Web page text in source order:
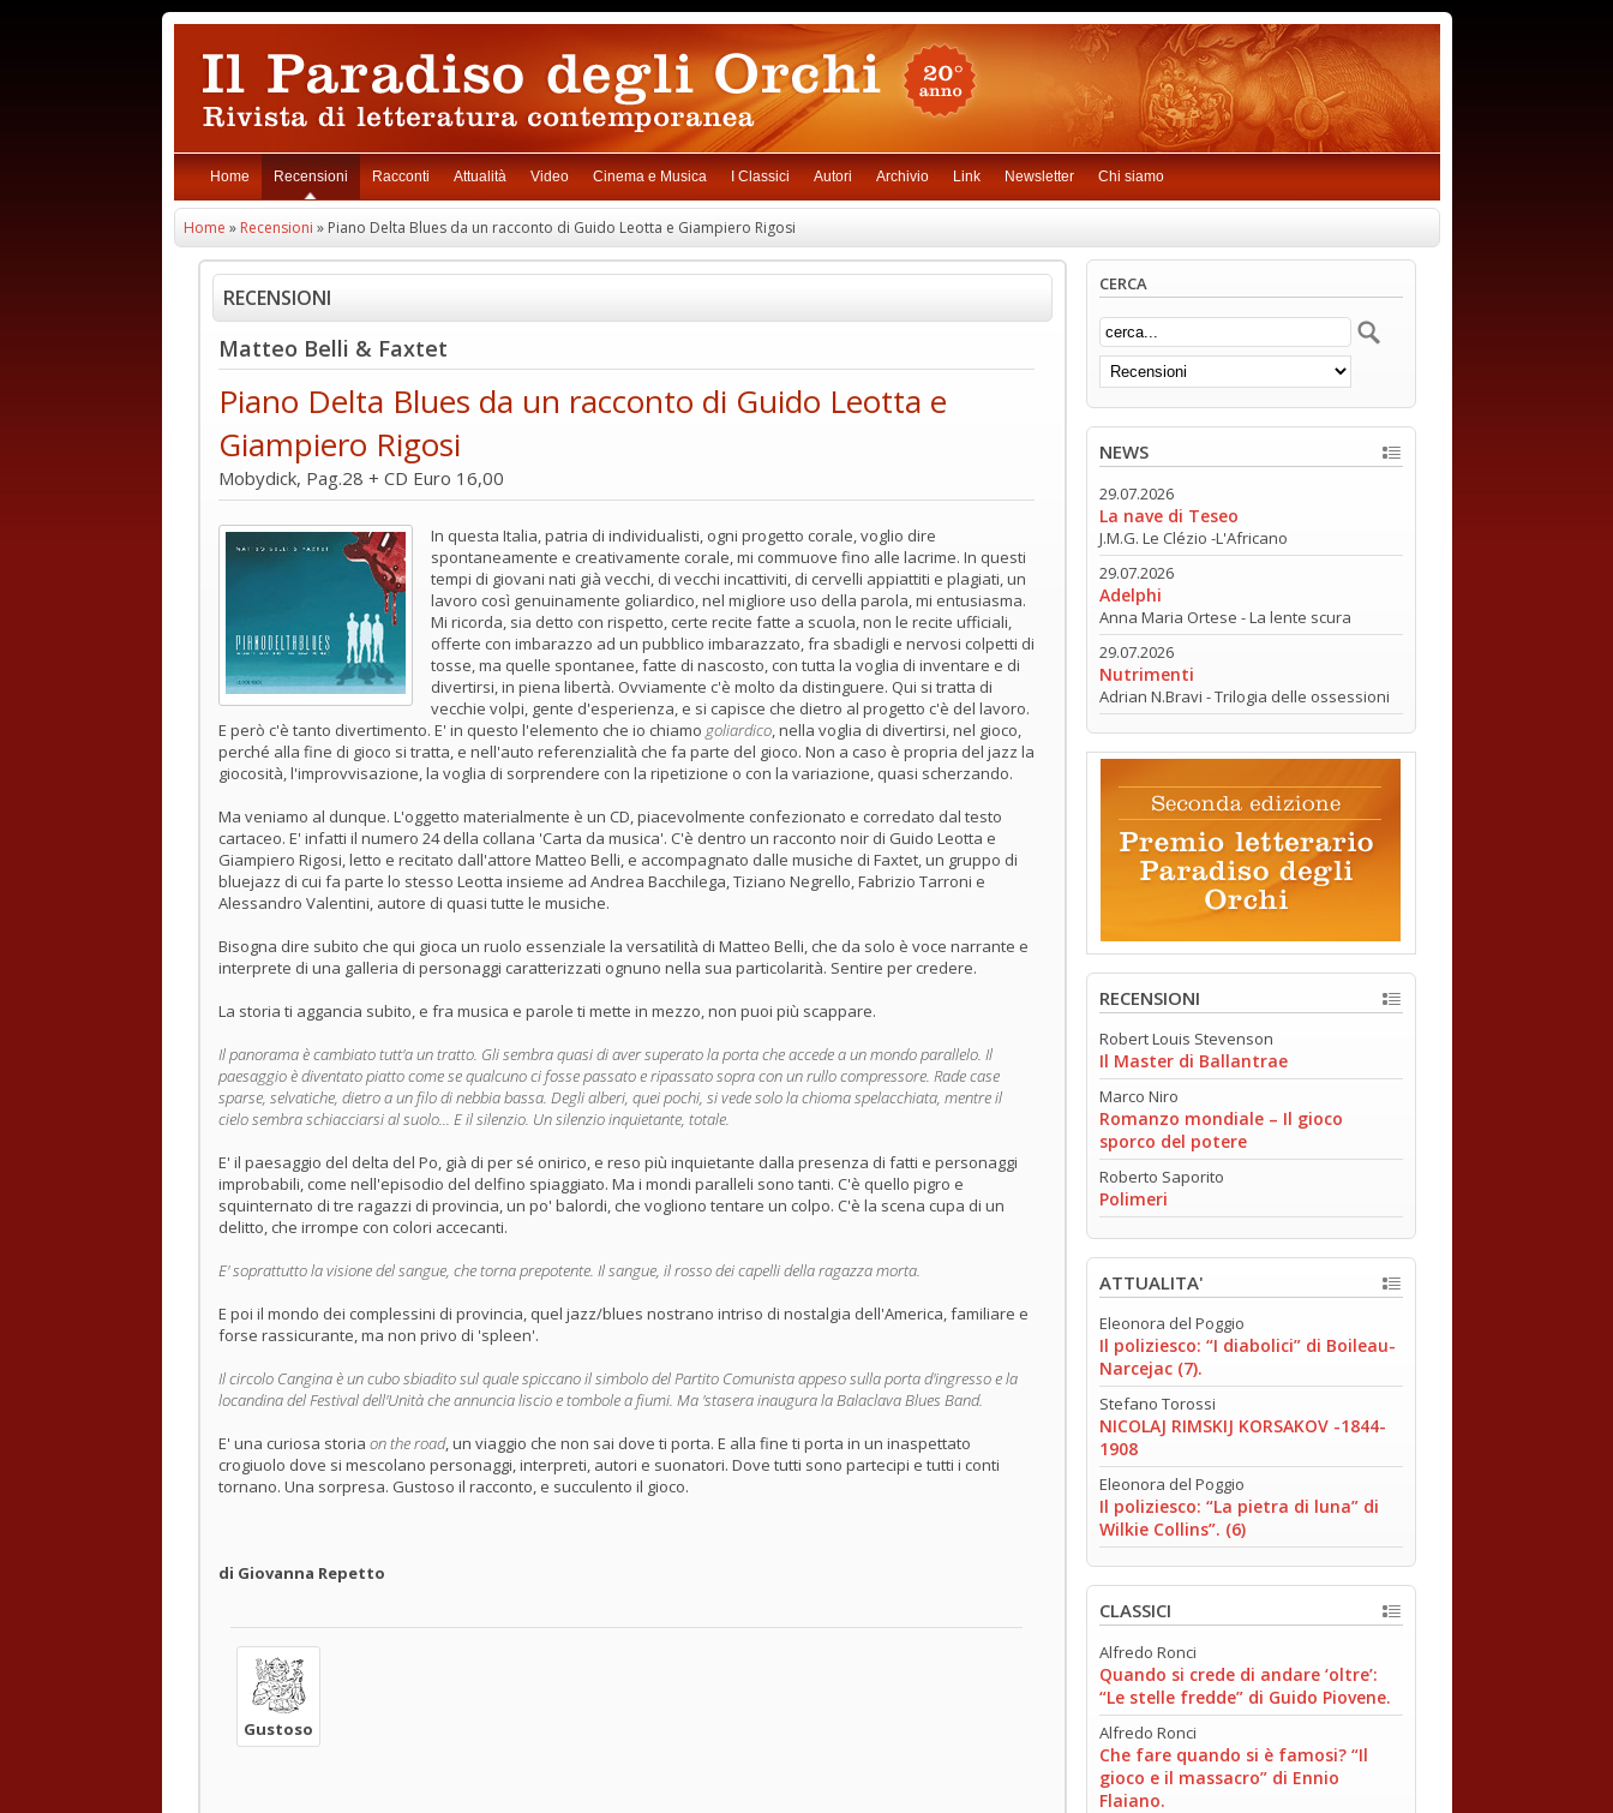
Home Recensioni Racconti Attualità Video Cinema e Musica I Classici Autori Archivio Link Newsletter Chi siamo
Home »Recensioni » Piano Delta Blues da un racconto di Guido Leotta e Giampiero Rigosi
RECENSIONI
Matteo Belli & Faxtet
Piano Delta Blues da un racconto di Guido Leotta e
Giampiero Rigosi
Mobydick, Pag.28 + CD Euro 16,00
In questa Italia, patria di individualisti, ogni progetto corale, voglio dire
spontaneamente e creativamente corale, mi commuove fino alle lacrime. In questi
tempi di giovani nati già vecchi, di vecchi incattiviti, di cervelli appiattiti e plagiati, un
lavoro così genuinamente goliardico, nel migliore uso della parola, mi entusiasma.
Mi ricorda, sia detto con rispetto, certe recite fatte a scuola, non le recite ufficiali,
offerte con imbarazzo ad un pubblico imbarazzato, fra sbadigli e nervosi colpetti di
tosse, ma quelle spontanee, fatte di nascosto, con tutta la voglia di inventare e di
divertirsi, in piena libertà. Ovviamente c'è molto da distinguere. Qui si tratta di
vecchie volpi, gente d'esperienza, e si capisce che dietro al progetto c'è del lavoro.
E però c'è tanto divertimento. E' in questo l'elemento che io chiamo goliardico, nella voglia di divertirsi, nel gioco,
perché alla fine di gioco si tratta, e nell'auto referenzialità che fa parte del gioco. Non a caso è propria del jazz la
giocosità, l'improvvisazione, la voglia di sorprendere con la ripetizione o con la variazione, quasi scherzando.
Ma veniamo al dunque. L'oggetto materialmente è un CD, piacevolmente confezionato e corredato dal testo
cartaceo. E' infatti il numero 24 della collana 'Carta da musica'. C'è dentro un racconto noir di Guido Leotta e
Giampiero Rigosi, letto e recitato dall'attore Matteo Belli, e accompagnato dalle musiche di Faxtet, un gruppo di
bluejazz di cui fa parte lo stesso Leotta insieme ad Andrea Bacchilega, Tiziano Negrello, Fabrizio Tarroni e
Alessandro Valentini, autore di quasi tutte le musiche.
Bisogna dire subito che qui gioca un ruolo essenziale la versatilità di Matteo Belli, che da solo è voce narrante e
interprete di una galleria di personaggi caratterizzati ognuno nella sua particolarità. Sentire per credere.
La storia ti aggancia subito, e fra musica e parole ti mette in mezzo, non puoi più scappare.
Il panorama è cambiato tutt'a un tratto. Gli sembra quasi di aver superato la porta che accede a un mondo parallelo. Il
paesaggio è diventato piatto come se qualcuno ci fosse passato e ripassato sopra con un rullo compressore. Rade case
sparse, selvatiche, dietro a un filo di nebbia bassa. Degli alberi, quei pochi, si vede solo la chioma spelacchiata, mentre il
cielo sembra schiacciarsi al suolo... E il silenzio. Un silenzio inquietante, totale.
E' il paesaggio del delta del Po, già di per sé onirico, e reso più inquietante dalla presenza di fatti e personaggi
improbabili, come nell'episodio del delfino spiaggiato. Ma i mondi paralleli sono tanti. C'è quello pigro e
squinternato di tre ragazzi di provincia, un po' balordi, che vogliono tentare un colpo. C'è la scena cupa di un
delitto, che irrompe con colori accecanti.
E' soprattutto la visione del sangue, che torna prepotente. Il sangue, il rosso dei capelli della ragazza morta.
E poi il mondo dei complessini di provincia, quel jazz/blues nostrano intriso di nostalgia dell'America, familiare e
forse rassicurante, ma non privo di 'spleen'.
Il circolo Cangina è un cubo sbiadito sul quale spiccano il simbolo del Partito Comunista appeso sulla porta d'ingresso e la
locandina del Festival dell'Unità che annuncia liscio e tombole a fiumi. Ma 'stasera inaugura la Balaclava Blues Band.
E' una curiosa storia on the road, un viaggio che non sai dove ti porta. E alla fine ti porta in un inaspettato
crogiuolo dove si mescolano personaggi, interpreti, autori e suonatori. Dove tutti sono partecipi e tutti i conti
tornano. Una sorpresa. Gustoso il racconto, e succulento il gioco.
di Giovanna Repetto
Gustoso
CERCA
NEWS
29.07.2026
La nave di Teseo
J.M.G. Le Clézio -L'Africano
29.07.2026
Adelphi
Anna Maria Ortese - La lente scura
29.07.2026
Nutrimenti
Adrian N.Bravi - Trilogia delle ossessioni
RECENSIONI
Robert Louis Stevenson
Il Master di Ballantrae
Marco Niro
Romanzo mondiale – Il gioco
sporco del potere
Roberto Saporito
Polimeri
ATTUALITA'
Eleonora del Poggio
Il poliziesco: “I diabolici” di Boileau-
Narcejac (7).
Stefano Torossi
NICOLAJ RIMSKIJ KORSAKOV -1844-
1908
Eleonora del Poggio
Il poliziesco: “La pietra di luna” di
Wilkie Collins”. (6)
CLASSICI
Alfredo Ronci
Quando si crede di andare ‘oltre’:
“Le stelle fredde” di Guido Piovene.
Alfredo Ronci
Che fare quando si è famosi? “Il
gioco e il massacro” di Ennio
Flaiano.